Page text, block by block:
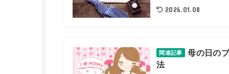
2026.01.08
関連記事
母の日の
法